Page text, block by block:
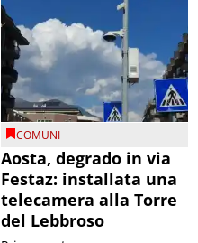
COMUNI
Aosta, degrado in via
Festaz: installata una
telecamera alla Torre
del Lebbroso